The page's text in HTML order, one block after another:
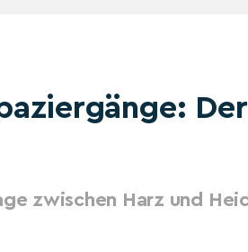
zwischen Harz und